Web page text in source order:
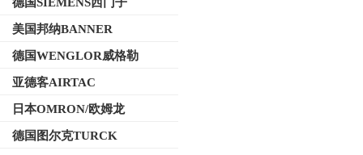
美国邦纳BANNER
德国WENGLOR威格勒
亚德客AIRTAC
日本OMRON/欧姆龙
德国图尔克TURCK